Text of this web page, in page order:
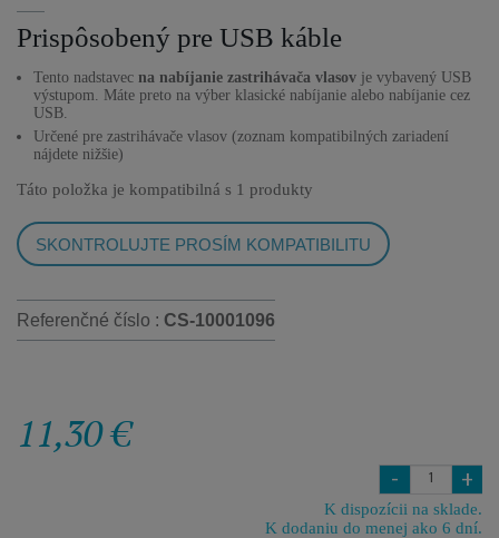
Prispôsobený pre USB káble
Tento nadstavec na nabíjanie zastrihávača vlasov je vybavený USB
výstupom. Máte preto na výber klasické nabíjanie alebo nabíjanie cez
USB.
Určené pre zastrihávače vlasov (zoznam kompatibilných zariadení
nájdete nižšie)
Táto položka je kompatibilná s 1 produkty
SKONTROLUJTE PROSÍM KOMPATIBILITU
Referenčné číslo : CS-10001096
11,30 €
- +
K dispozícii na sklade.
K dodaniu do menej ako 6 dní.